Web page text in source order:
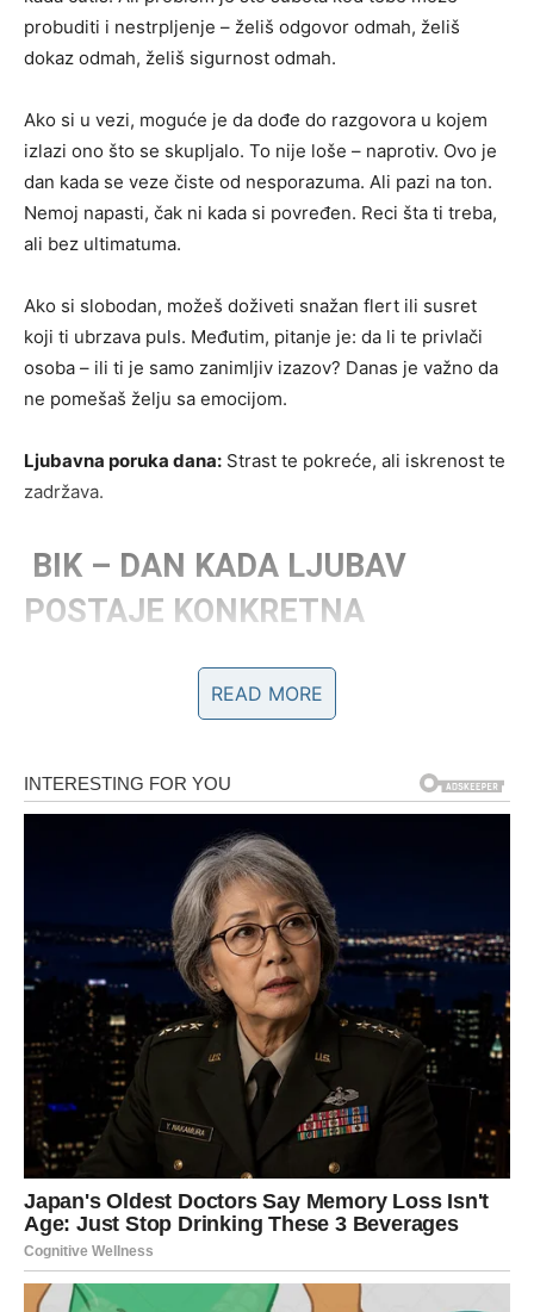
probuditi i nestrpljenje – želiš odgovor odmah, želiš
dokaz odmah, želiš sigurnost odmah.
Ako si u vezi, moguće je da dođe do razgovora u kojem
izlazi ono što se skupljalo. To nije loše – naprotiv. Ovo je
dan kada se veze čiste od nesporazuma. Ali pazi na ton.
Nemoj napasti, čak ni kada si povređen. Reci šta ti treba,
ali bez ultimatuma.
Ako si slobodan, možeš doživeti snažan flert ili susret
koji ti ubrzava puls. Međutim, pitanje je: da li te privlači
osoba – ili ti je samo zanimljiv izazov? Danas je važno da
ne pomešaš želju sa emocijom.
Ljubavna poruka dana: Strast te pokreće, ali iskrenost te
zadržava.
BIK – DAN KADA LJUBAV
POSTAJE KONKRETNA
Bik danas želi sigurnost, dodir, bliskost i osećaj “tu sam,
uz tebe sam”. Ne zanimaju te velike priče ako iza njih
sigurno.
Ako si u vezi, ovo je savršen dan da obnoviš nežnost, da
se približiš partneru i da se vrati onaj osećaj “mi”. Može
doći do razgovora o planovima, zajedničkom vremenu, pa
čak i o budućnosti. Ako je bilo distance, danas je prilika
da se to topi – ali pod uslovom da oba srca učestvuju.
Ako si slobodan, neko iz tvog okruženja ti šalje signale.
Možda ti nije odmah “zapalilo vatru”, ali ima nešto mirno i
stabilno u toj energiji. Ne odbacuj to olako. Bik često
prepozna pravu ljubav tek kada oseti da mu je uz nekoga
mirno.
Ljubavna poruka dana:Nije ljubav ono što te uznemirava
– već ono što te smiruje.
READ MORE